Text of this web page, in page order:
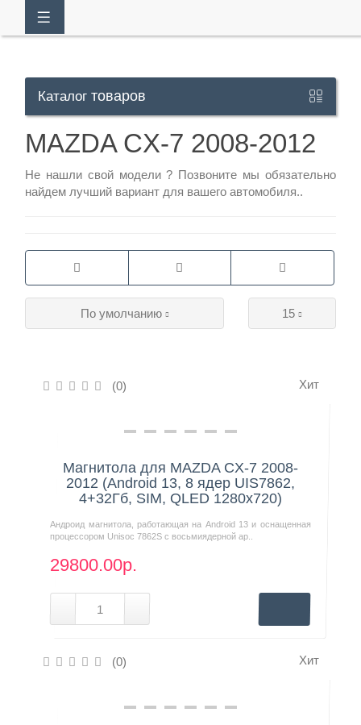
+7
929
Режим
Каталог товаров
MAZDA CX-7 2008-2012
Не нашли свой модели ? Позвоните мы обязательно
найдем лучший вариант для вашего автомобиля..
15
По умолчанию
(0) Хит
Нашли дешевле?
Магнитола для MAZDA CX-7 2008-
2012 (Android 13, 8 ядер UIS7862,
4+32Гб, SIM, QLED 1280x720)
Андроид магнитола, работающая на Android 13 и оснащенная
процессором Unisoc 7862S с восьмиядерной ар..
29800.00р.
(0) Хит
Нашли дешевле?